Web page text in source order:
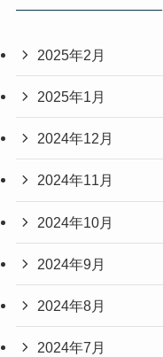
2025年2月
2025年1月
2024年12月
2024年11月
2024年10月
2024年9月
2024年8月
2024年7月